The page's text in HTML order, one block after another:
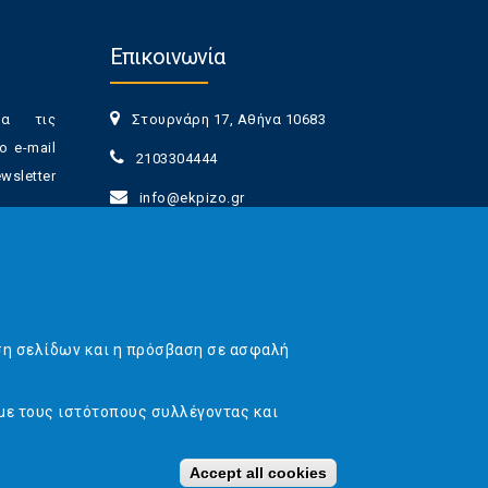
τις
e-mail
πάσα
Επικοινωνία
Στουρνάρη 17, Αθήνα 10683
2103304444
info@ekpizo.gr
σελίδων και η πρόσβαση σε ασφαλή
τους ιστότοπους συλλέγοντας και
Accept all cookies